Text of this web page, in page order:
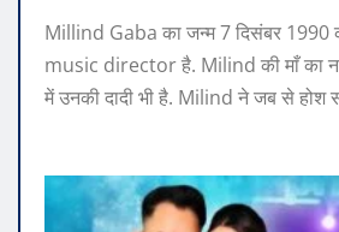
Millind Gaba का जन्म 7 दिसंबर 1990
music director है. Milind की माँ का
में उनकी दादी भी है. Milind ने जब से होश